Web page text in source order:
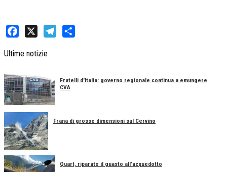
Ultime notizie
Fratelli d'Italia: governo regionale continua a emungere
CVA
Frana di grosse dimensioni sul Cervino
Quart, riparato il guasto all'acquedotto